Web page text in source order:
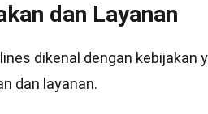
dan Layanan
dikenal dengan kebijakan
dan layanan.